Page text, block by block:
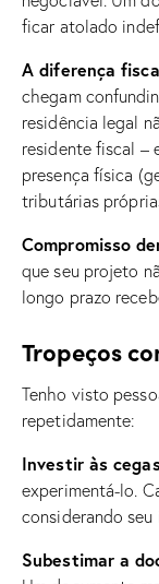
ficar atolado
A diferença
chegam
residência legal
residente fiscal –
presença física
tributárias
Compromisso
que seu projeto
longo prazo
Tropeços
Tenho visto
repetidamente:
Investir às
experimentá-lo.
considerando
Subestimar a